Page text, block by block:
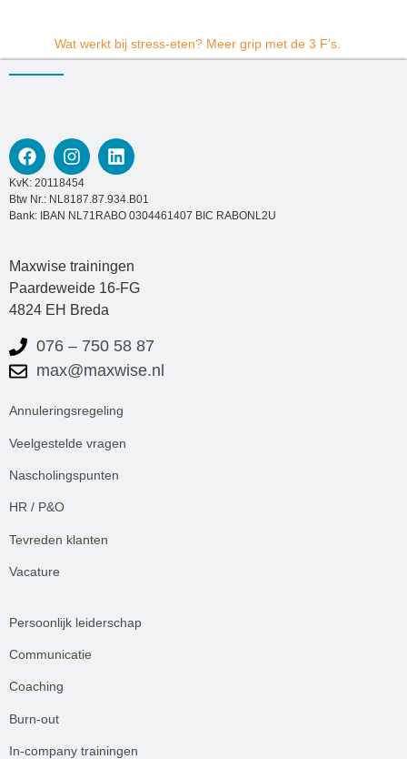
Wat werkt bij stress-eten? Meer grip met de 3 F’s.
KvK: 20118454
Btw Nr.: NL8187.87.934.B01
Bank: IBAN NL71RABO 0304461407 BIC RABONL2U
Maxwise trainingen
Paardeweide 16-FG
4824 EH Breda
076 – 750 58 87
max@maxwise.nl
Annuleringsregeling
Veelgestelde vragen
Nascholingspunten
HR / P&O
Tevreden klanten
Vacature
Persoonlijk leiderschap
Communicatie
Coaching
Burn-out
In-company trainingen